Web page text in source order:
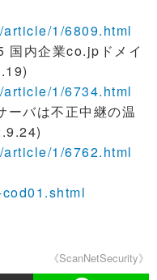
1/6809.html
内企業co.jpドメイ
1/6734.html
バは不正中継の温
1/6762.html
《ScanNetSecurity》